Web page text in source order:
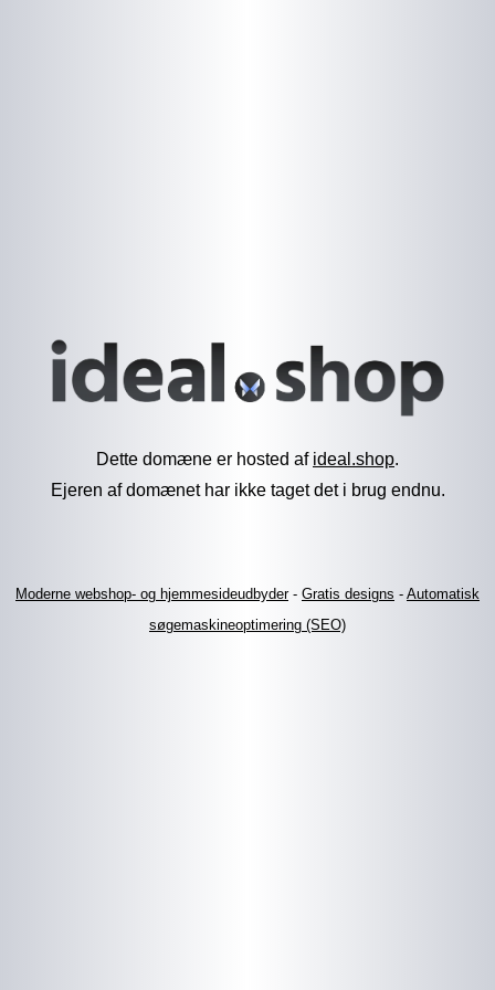
Dette domæne er hosted af ideal.shop.
Ejeren af domænet har ikke taget det i brug endnu.
Moderne webshop- og hjemmesideudbyder- Gratis designs - Automatisk
søgemaskineoptimering (SEO)